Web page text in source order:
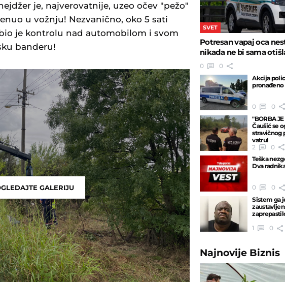
je, najverovatnije, uzeo očev "pežo"
u vožnju! Nezvanično, oko 5 sati
je kontrolu nad automobilom i svom
banderu!
GALERIJU
SVET
Potresan vapaj oca
nikada ne bi sama
0
0
Akcija
pronađeno
0
0
"BORBA JE
Čaušić se
stravičnog
vatru!
2
0
Teška
Dva
0
0
Sistem ga
1
0
Najnovije Biznis